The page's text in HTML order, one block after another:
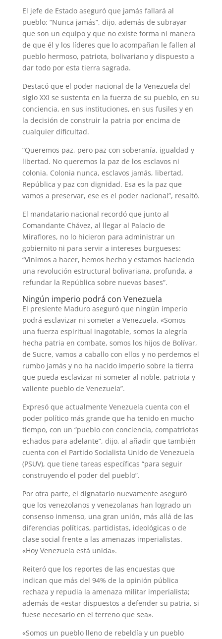
El jefe de Estado aseguró que jamás fallará al
pueblo: “Nunca jamás”, dijo, además de subrayar
que son un equipo y que no existe forma ni manera
de que él y los líderes que lo acompañan le fallen al
pueblo hermoso, patriota, bolivariano y dispuesto a
dar todo por esta tierra sagrada.
Destacó que el poder nacional de la Venezuela del
siglo XXI se sustenta en la fuerza de su pueblo, en su
conciencia, en sus instituciones, en sus fusiles y en
la decisión de construir la patria por encima de
cualquier dificultad.
“Queremos paz, pero paz con soberanía, igualdad y
libertad. No queremos la paz de los esclavos ni
colonia. Colonia nunca, esclavos jamás, libertad,
República y paz con dignidad. Esa es la paz que
vamos a preservar, ese es el poder nacional”, resaltó.
El mandatario nacional recordó que junto al
Comandante Chávez, al llegar al Palacio de
Miraflores, no lo hicieron para administrar un
gobiernito ni para servir a intereses burgueses:
“Vinimos a hacer, hemos hecho y estamos haciendo
una revolución estructural bolivariana, profunda, a
refundar la República sobre nuevas bases”.
Ningún imperio podrá con Venezuela
El presiente Maduro aseguró que ningún imperio
podrá esclavizar ni someter a Venezuela. «Somos
una fuerza espiritual inagotable, somos la alegría
hecha patria en combate, somos los hijos de Bolívar,
de Sucre, vamos a caballo con ellos y no perdemos el
rumbo jamás y no ha nacido imperio sobre la tierra
que pueda esclavizar ni someter al noble, patriota y
valiente pueblo de Venezuela”.
Expresó que actualmente Venezuela cuenta con el
poder político más grande que ha tenido en mucho
tiempo, con un “pueblo con conciencia, compatriotas
echados para adelante”, dijo, al añadir que también
cuenta con el Partido Socialista Unido de Venezuela
(PSUV), que tiene tareas específicas “para seguir
construyendo el poder del pueblo”.
Por otra parte, el dignatario nuevamente aseguró
que los venezolanos y venezolanas han logrado un
consenso inmenso, una gran unión, más allá de las
diferencias políticas, partidistas, ideológicas o de
clase social frente a las amenazas imperialistas.
«Hoy Venezuela está unida».
Reiteró que los reportes de las encuestas que
indican que más del 94% de la opinión pública
rechaza y repudia la amenaza militar imperialista;
además de «estar dispuestos a defender su patria, si
fuese necesario en el terreno que sea».
«Somos un pueblo lleno de rebeldía y un pueblo